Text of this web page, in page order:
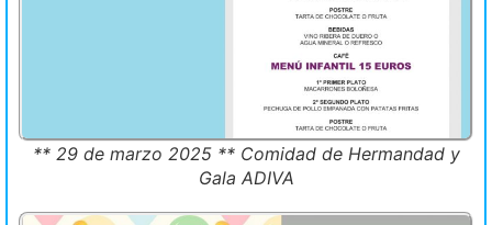
** 29 de marzo 2025 ** Comidad de Hermandad y
Gala ADIVA